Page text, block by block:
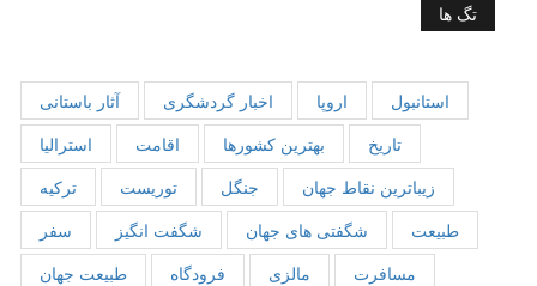
تگ ها
آثار باستانی اخبار گردشگری اروپا
استانبول
استرالیا
اقامت بهترین کشورها
تاریخ
ترکیه
توریست جنگل
زیباترین نقاط جهان
سفر
شگفت انگیز شگفتی های جهان
طبیعت
طبیعت جهان
فرودگاه مالزی
مسافرت